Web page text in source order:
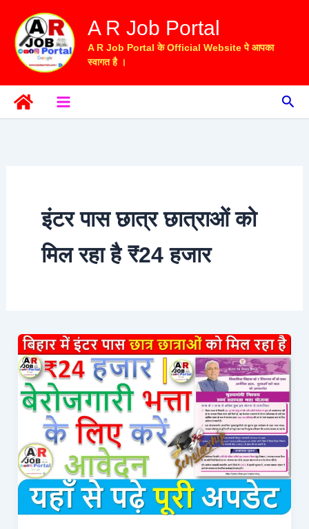
content
A R Job Portal
A R Job Portal के Official Website पे आपका
स्वागत है ।
इंटर पास छात्र छात्राओं को
मिल रहा है ₹24 हजार